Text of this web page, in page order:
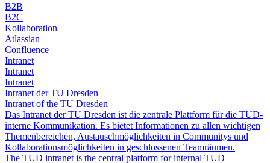
B2B
B2C
Kollaboration
Atlassian
Confluence
Intranet
Intranet
Intranet
Intranet der TU Dresden
Intranet of the TU Dresden
Das Intranet der TU Dresden ist die zentrale Plattform für die TUD-
interne Kommunikation. Es bietet Informationen zu allen wichtigen
Themenbereichen, Austauschmöglichkeiten in Communitys und
Kollaborationsmöglichkeiten in geschlossenen Teamräumen.
The TUD intranet is the central platform for internal TUD